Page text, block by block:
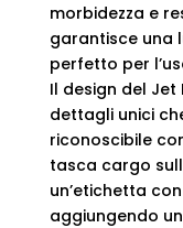
morbidezza e
garantisce una
perfetto per
Il design del
dettagli unici
riconoscibile
tasca cargo
un’etichetta
aggiungendo